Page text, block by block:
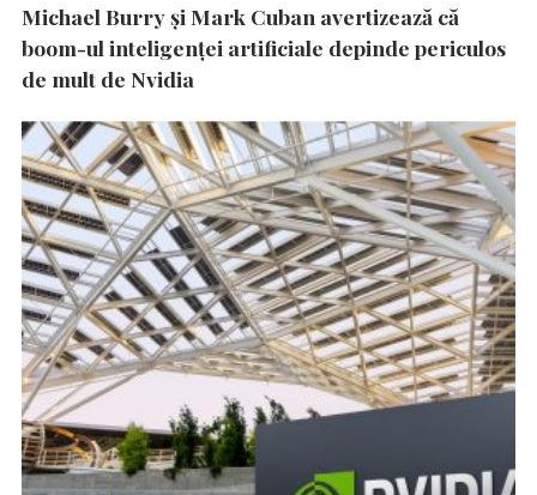
Michael Burry și Mark Cuban avertizează că
boom-ul inteligenței artificiale depinde periculos
de mult de Nvidia